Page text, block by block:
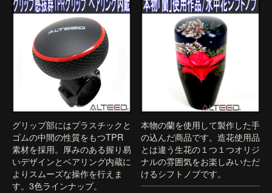
グリップ部にはプラスチックと
ゴムの中間の性質をもつTPR
素材を採用。厚みのある握り易
いデザインとベアリング内蔵に
よりスムーズな操作を行えま
す。3色ラインナップ。
本物の蘭を使用して製作した手
の込んだ商品です。造花使用品
とは違う生花の１つ１つオリジ
ナルの雰囲気をお楽しみいただ
けるシフトノブです。